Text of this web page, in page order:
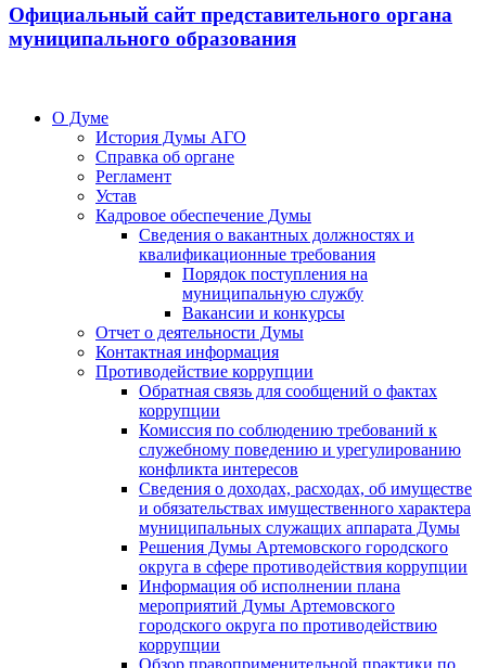
Официальный сайт представительного органа
муниципального образования
О Думе
История Думы АГО
Справка об органе
Регламент
Устав
Кадровое обеспечение Думы
Сведения о вакантных должностях и
квалификационные требования
Порядок поступления на
муниципальную службу
Вакансии и конкурсы
Отчет о деятельности Думы
Контактная информация
Противодействие коррупции
Обратная связь для сообщений о фактах
коррупции
Комиссия по соблюдению требований к
служебному поведению и урегулированию
конфликта интересов
Сведения о доходах, расходах, об имуществе
и обязательствах имущественного характера
муниципальных служащих аппарата Думы
Решения Думы Артемовского городского
округа в сфере противодействия коррупции
Информация об исполнении плана
мероприятий Думы Артемовского
городского округа по противодействию
коррупции
Обзор правоприменительной практики по